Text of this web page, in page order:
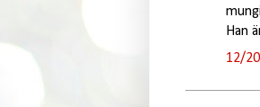
Han
12/